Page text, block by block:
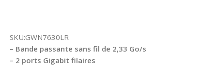
SKU:GWN7630LR
– Bande passante sans fil de 2,33 Go/s
– 2 ports Gigabit filaires